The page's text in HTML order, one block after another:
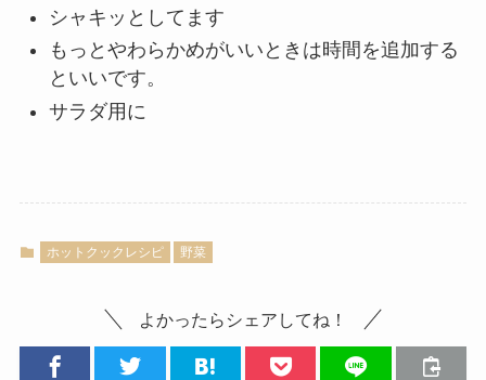
シャキッとしてます
もっとやわらかめがいいときは時間を追加する
といいです。
サラダ用に
ホットクックレシピ 野菜
よかったらシェアしてね！